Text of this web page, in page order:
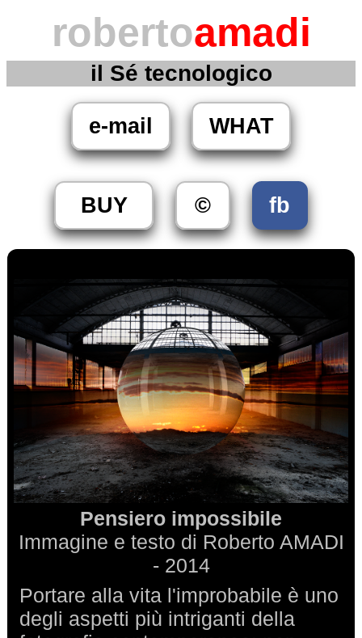
robertoamadi
il Sé tecnologico
e-mail WHAT
BUY © fb
Pensiero impossibile
Immagine e testo di Roberto AMADI
- 2014
Portare alla vita l'improbabile è uno
degli aspetti più intriganti della